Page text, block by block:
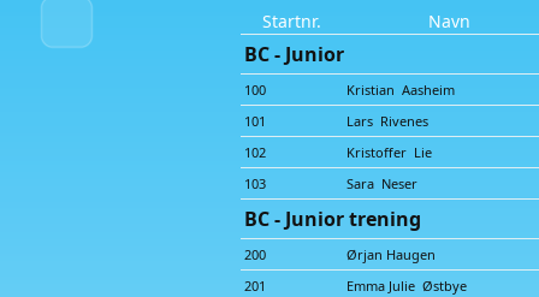
Startnr.
Navn
BC - Junior
100
Kristian Aasheim
101
Lars Rivenes
102
Kristoffer Lie
103
Sara Neser
BC - Junior trening
200
Ørjan Haugen
201
Emma Julie Østbye